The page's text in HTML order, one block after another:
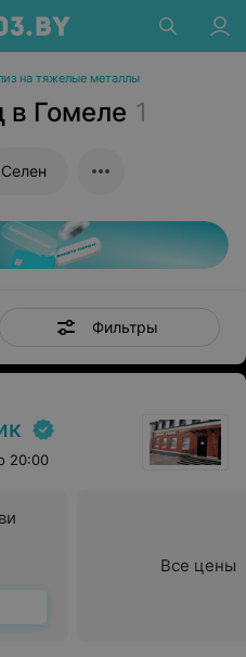
на тяжелые металлы
в Гомеле 1
Селен
Фильтры
20:00
Все цены